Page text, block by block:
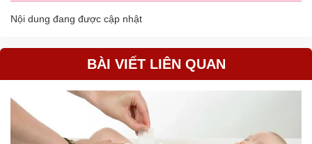
Nội dung đang được cập nhật
BÀI VIẾT LIÊN QUAN